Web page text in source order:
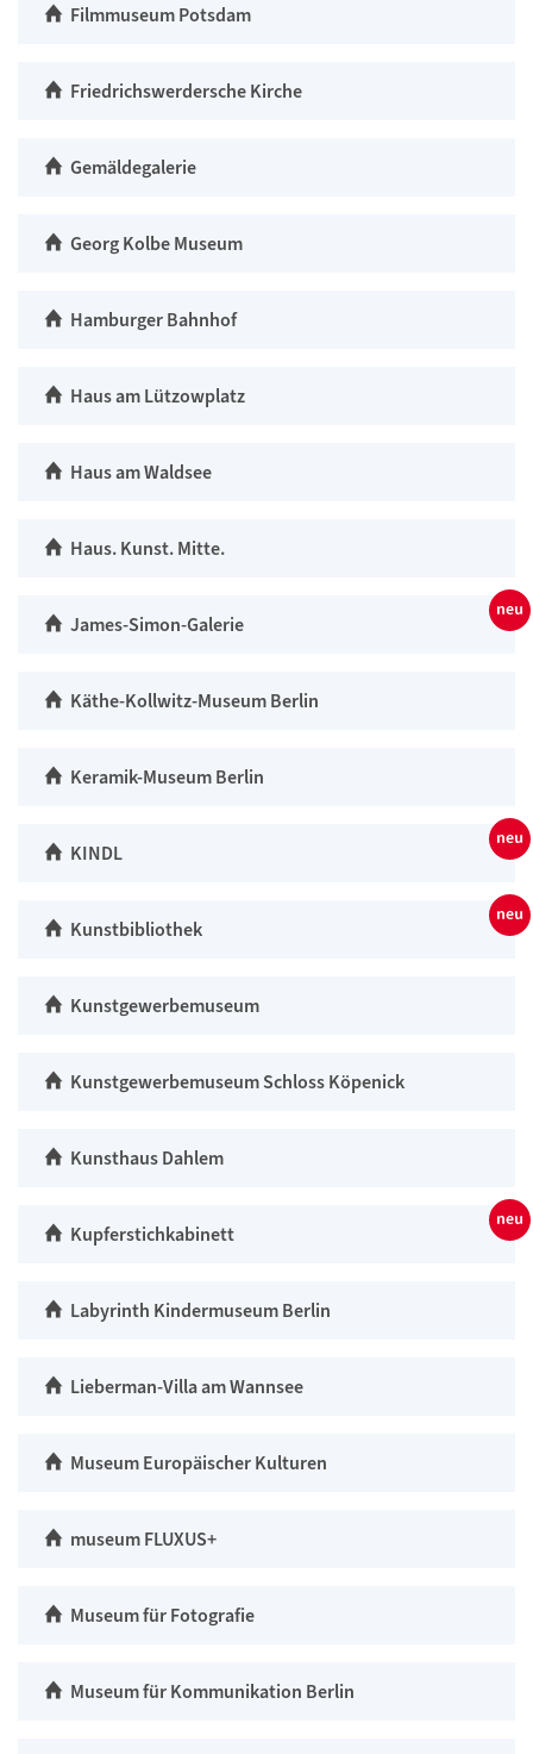
Filmmuseum Potsdam
Friedrichswerdersche Kirche
Gemäldegalerie
Georg Kolbe Museum
Hamburger Bahnhof
Haus am Lützowplatz
Haus am Waldsee
Haus. Kunst. Mitte.
James-Simon-Galerie
Käthe-Kollwitz-Museum Berlin
Keramik-Museum Berlin
KINDL
Kunstbibliothek
Kunstgewerbemuseum
Kunstgewerbemuseum Schloss Köpenick
Kunsthaus Dahlem
Kupferstichkabinett
Labyrinth Kindermuseum Berlin
Lieberman-Villa am Wannsee
Museum Europäischer Kulturen
museum FLUXUS+
Museum für Fotografie
Museum für Kommunikation Berlin